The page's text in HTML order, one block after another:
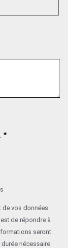
. *
de vos données
de répondre à
seront
nécessaire